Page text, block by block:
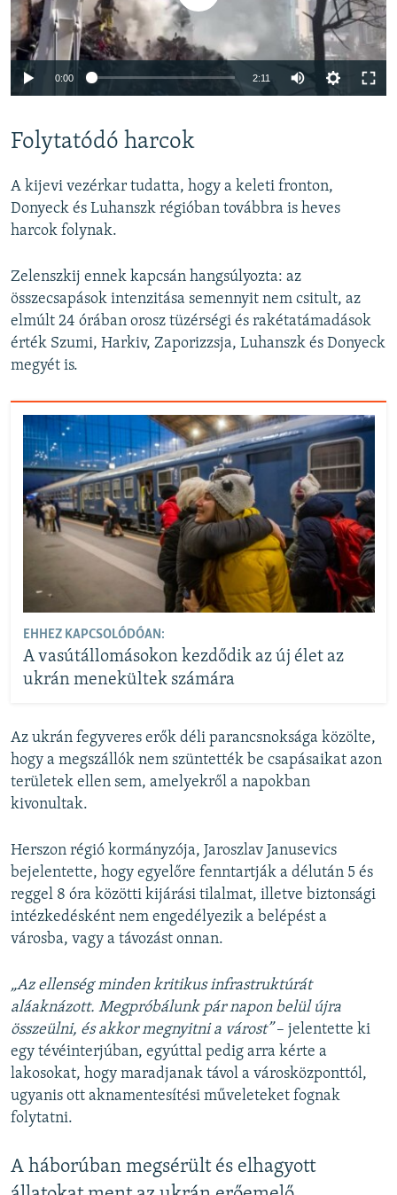
720p 1080p
0:00 2:11
Folytatódó harcok
A kijevi vezérkar tudatta, hogy a keleti fronton,
Donyeck és Luhanszk régióban továbbra is heves
harcok folynak.
Zelenszkij ennek kapcsán hangsúlyozta: az
összecsapások intenzitása semennyit nem csitult, az
elmúlt 24 órában orosz tüzérségi és rakétatámadások
érték Szumi, Harkiv, Zaporizzsja, Luhanszk és Donyeck
megyét is.
EHHEZ KAPCSOLÓDÓAN:
A vasútállomásokon kezdődik az új élet az
ukrán menekültek számára
Az ukrán fegyveres erők déli parancsnoksága közölte,
hogy a megszállók nem szüntették be csapásaikat azon
területek ellen sem, amelyekről a napokban
kivonultak.
Herszon régió kormányzója, Jaroszlav Janusevics
bejelentette, hogy egyelőre fenntartják a délután 5 és
reggel 8 óra közötti kijárási tilalmat, illetve biztonsági
intézkedésként nem engedélyezik a belépést a
városba, vagy a távozást onnan.
„Az ellenség minden kritikus infrastruktúrát
aláaknázott. Megpróbálunk pár napon belül újra
összeülni, és akkor megnyitni a várost”– jelentette ki
egy tévéinterjúban, egyúttal pedig arra kérte a
lakosokat, hogy maradjanak távol a városközponttól,
ugyanis ott aknamentesítési műveleteket fognak
folytatni.
A háborúban megsérült és elhagyott